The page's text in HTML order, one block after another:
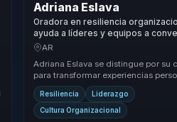
Adriana Eslava
Oradora en resiliencia
ayuda a líderes y equipos a
adversidad y supervivencia en
AR
Adriana Eslava se distingue por su
para transformar experiencias
lecciones de liderazgo
enfoqu...
Resiliencia Liderazgo
Cultura Organizacional